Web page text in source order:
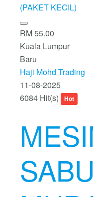
RM 55.00
Kuala Lumpur
Baru
Haji Mohd Trading
11-08-2025
6084 Hit(s)
Hot